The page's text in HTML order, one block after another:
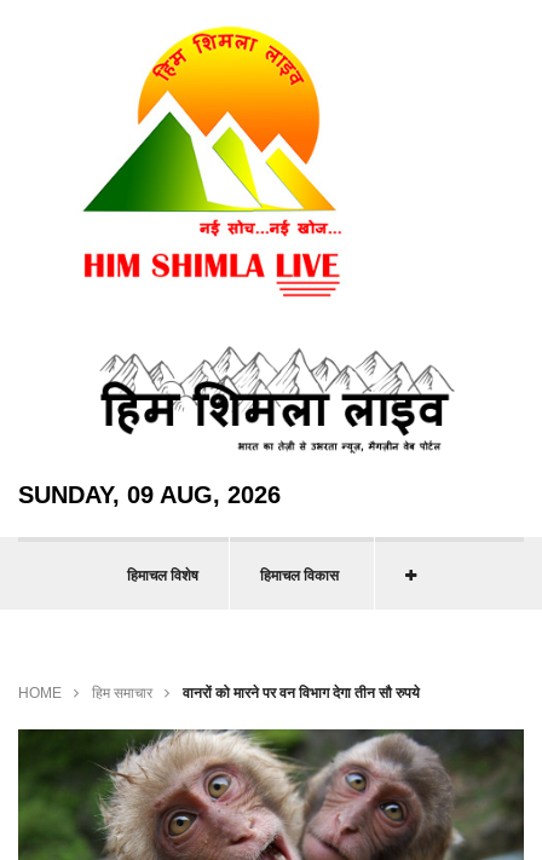
SUNDAY, 09 AUG, 2026
हिमाचल विशेष हिमाचल विकास
HOME हिम समाचार वानरों को मारने पर वन विभाग देगा तीन सौ रुपये